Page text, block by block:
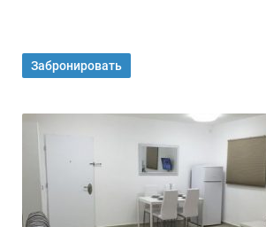
Забронировать